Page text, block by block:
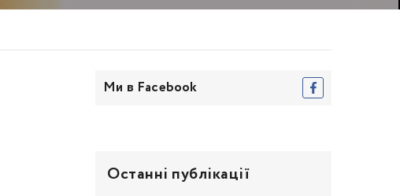
Ми в Facebook
Останні публікації